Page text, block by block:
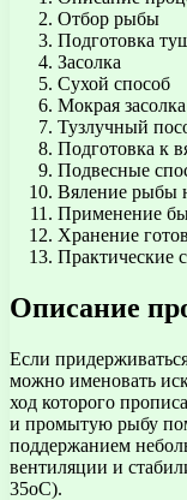
Отбор рыбы
Подготовка
Засолка
Сухой способ
Мокрая засолка
Тузлучный
Подготовка к
Подвесные
Вяление рыбы
Применение
Хранение
Практические
Описание
Если
можно именовать
ход которого
и промытую рыбу
поддержанием
вентиляции и
35оС).